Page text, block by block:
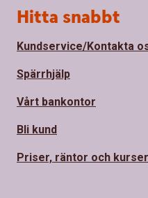
Sidfot
Hitta snabbt
Kundservice/Kontakta
Spärrhjälp
Vårt bankontor
Bli kund
Priser, räntor och kurser